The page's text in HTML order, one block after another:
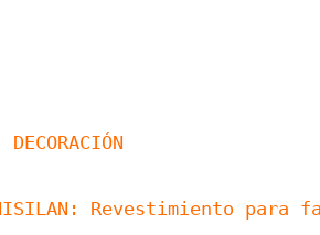
DECORACIÓN
Revestimiento